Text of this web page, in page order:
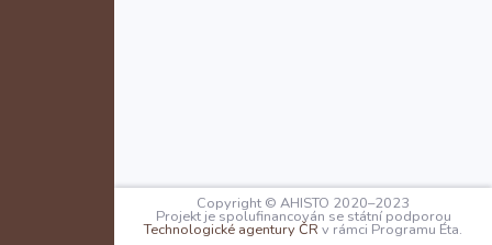
Copyright © AHISTO 2020–2023
Projekt je spolufinancován se státní podporou
Technologické agentury ČR v rámci Programu Éta.